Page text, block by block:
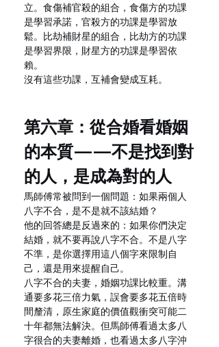
立。食傷補官殺的組合，食傷方的功課
是學習承諾，官殺方的功課是學習放
鬆。比劫補財星的組合，比劫方的功課
是學習界限，財星方的功課是學習依
賴。
沒有這些功課，互補會變成互耗。
第六章：從合婚看婚姻
的本質——不是找到對
的人，是成為對的人
馬師傅常被問到一個問題：如果兩個人
八字不合，是不是就不該結婚？
他的回答總是反過來的：如果你們決定
結婚，就不要再說八字不合。不是八字
不準，是你選擇用這八個字來限制自
己，還是用來提醒自己。
八字不合的夫妻，婚姻功課比較重。溝
通要多花三倍力氣，誤會要多花五倍時
間釐清，原生家庭的價值觀衝突可能二
十年都無法解決。但馬師傅看過太多八
字很合的夫妻離婚，也看過太多八字沖